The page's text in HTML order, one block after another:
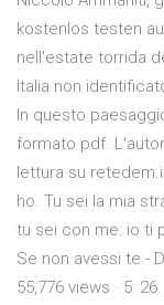
kostenlos testen
nell'estate torrida
Italia non
In questo
formato pdf.
lettura su
ho. Tu sei la mia
tu sei con me: io ti
Se non avessi te -
55,776 views · 5: